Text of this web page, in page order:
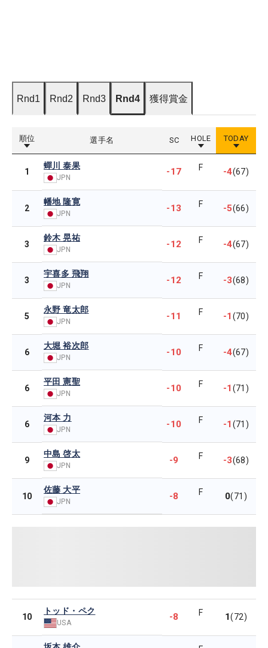
Rnd1 Rnd2 Rnd3 Rnd4 獲得賞金
順位 選手名 SC HOLE TODAY
1
蟬川 泰果
JPN
-17 F -4(67)
2
幡地 隆寛
JPN -13 F -5(66)
3
鈴木 晃祐
JPN -12 F -4(67)
3
宇喜多 飛翔
JPN -12 F -3(68)
5
永野 竜太郎
JPN -11 F -1(70)
6
大堀 裕次郎
JPN -10 F -4(67)
6
平田 憲聖
JPN -10 F -1(71)
6
河本 力
JPN -10 F -1(71)
9
中島 啓太
JPN -9 F -3(68)
10
佐藤 大平
JPN -8 F 0(71)
10
トッド・ペク
USA
-8 F 1(72)